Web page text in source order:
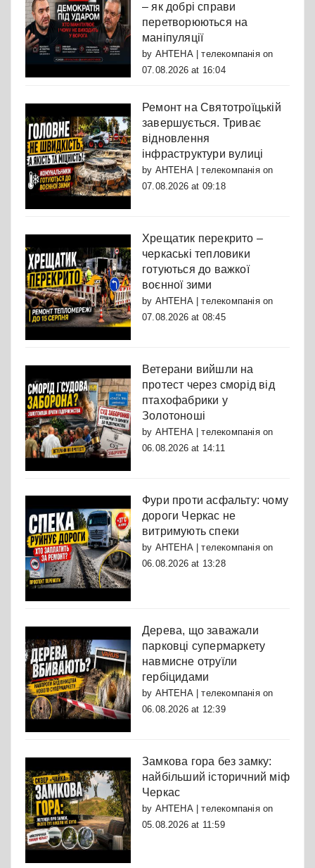
– як добрі справи
перетворюються на
маніпуляції
by АНТЕНА | телекомпаніяon
07.08.2026 at 16:04
Ремонт на Святотроїцькій
завершується. Триває
відновлення
інфраструктури вулиці
by АНТЕНА | телекомпаніяon
07.08.2026 at 09:18
Хрещатик перекрито –
черкаські тепловики
готуються до важкої
воєнної зими
by АНТЕНА | телекомпаніяon
07.08.2026 at 08:45
Ветерани вийшли на
протест через сморід від
птахофабрики у
Золотоноші
by АНТЕНА | телекомпаніяon
06.08.2026 at 14:11
Фури проти асфальту: чому
дороги Черкас не
витримують спеки
by АНТЕНА | телекомпаніяon
06.08.2026 at 13:28
Дерева, що заважали
парковці супермаркету
навмисне отруїли
гербіцидами
by АНТЕНА | телекомпаніяon
06.08.2026 at 12:39
Замкова гора без замку:
найбільший історичний міф
Черкас
by АНТЕНА | телекомпаніяon
05.08.2026 at 11:59